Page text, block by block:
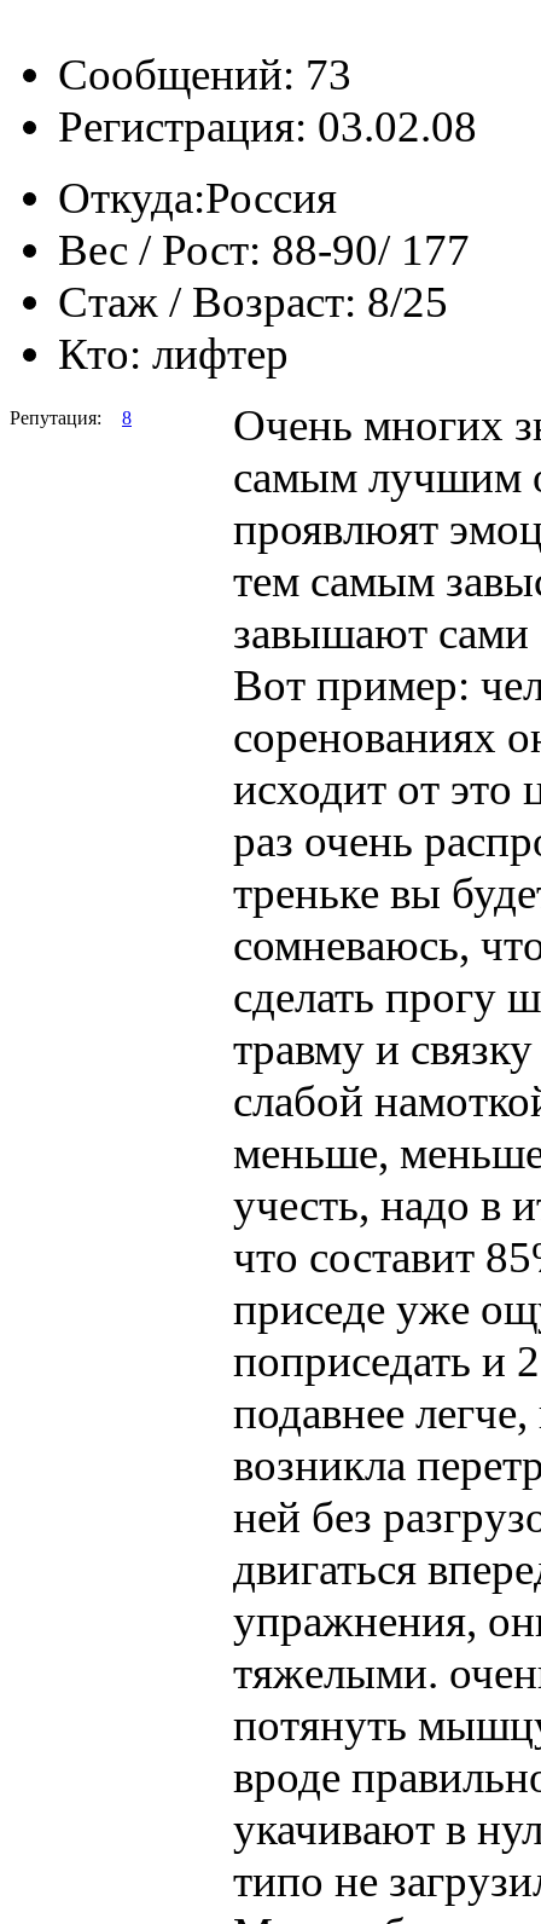
Сообщений: 73
Регистрация: 03.02.08
Откуда:Россия
Вес / Рост: 88-90/ 177
Стаж / Возраст: 8/25
Кто: лифтер
Репутация: 8
Очень многих
самым лучшим
проявлюят
тем самым
завышают сами
Вот пример:
соренованиях
исходит от это
раз очень
треньке вы
сомневаюсь,
сделать прогу
травму и
слабой
меньше, меньше
учесть, надо в
что составит
приседе уже
поприседать и
подавнее
возникла
ней без
двигаться
упражнения,
тяжелыми.
потянуть
вроде
укачивают в
типо не